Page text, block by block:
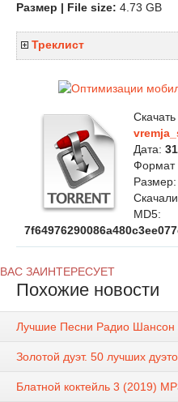
Размер | File size: 4.73 GB
Треклист
Дата:
Формат
Размер:
MD5:
ВАС ЗАИНТЕРЕСУЕТ
Похожие новости
Лучшие Песни Радио Шансон
Золотой дуэт. 50 лучших
Блатной коктейль 3 (2019)